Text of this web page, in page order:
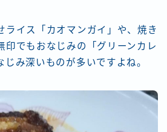
ライス「カオマンガイ」や、焼き
印でもおなじみの「グリーンカレ
じみ深いものが多いですよね。